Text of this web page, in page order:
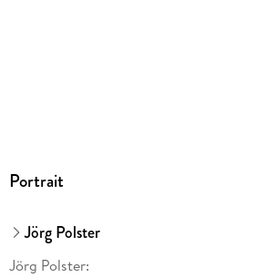
Portrait
Jörg Polster
Jörg Polster: